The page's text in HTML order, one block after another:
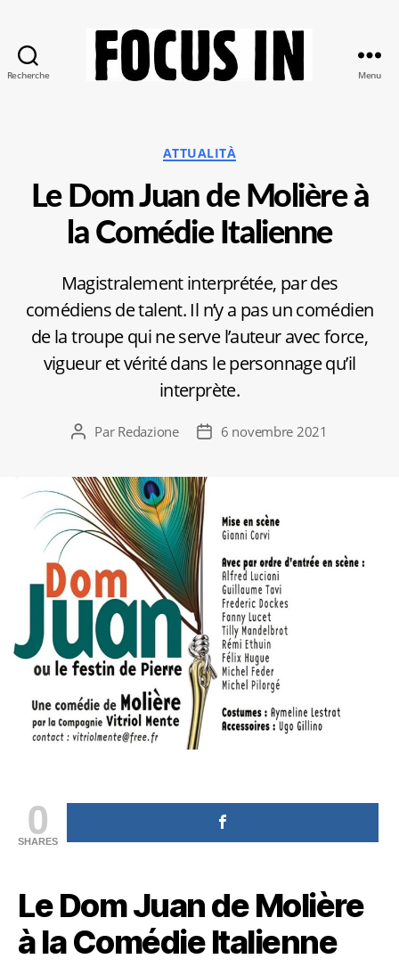
Recherche Menu
Catégories
ATTUALITÀ
Le Dom Juan de Molière à
la Comédie Italienne
Magistralement interprétée, par des
comédiens de talent. Il n’y a pas un comédien
de la troupe qui ne serve l’auteur avec force,
vigueur et vérité dans le personnage qu’il
interprète.
Auteur
Par Redazione
Date6 novembre 2021
0
SHARES
Le Dom Juan de Molière
à la Comédie Italienne